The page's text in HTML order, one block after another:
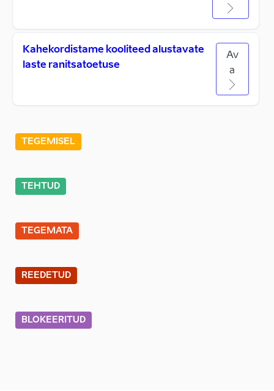
Kahekordistame kooliteed alustavate
laste ranitsatoetuse
Av
a
TEGEMISEL
TEHTUD
TEGEMATA
REEDETUD
BLOKEERITUD